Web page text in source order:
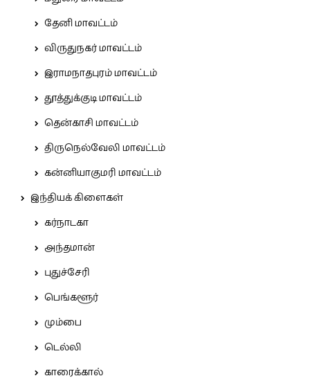
தேனி மாவட்டம்
விருதுநகர் மாவட்டம்
இராமநாதபுரம் மாவட்டம்
தூத்துக்குடி மாவட்டம்
தென்காசி மாவட்டம்
திருநெல்வேலி மாவட்டம்
கன்னியாகுமரி மாவட்டம்
இந்தியக் கிளைகள்
கர்நாடகா
அந்தமான்
புதுச்சேரி
பெங்களூர்
மும்பை
டெல்லி
காரைக்கால்